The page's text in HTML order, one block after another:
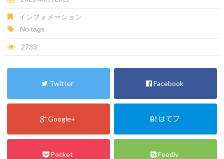
インフォメーション
No tags
2733
Twitter Facebook
Google+ B! はてブ
Pocket Feedly